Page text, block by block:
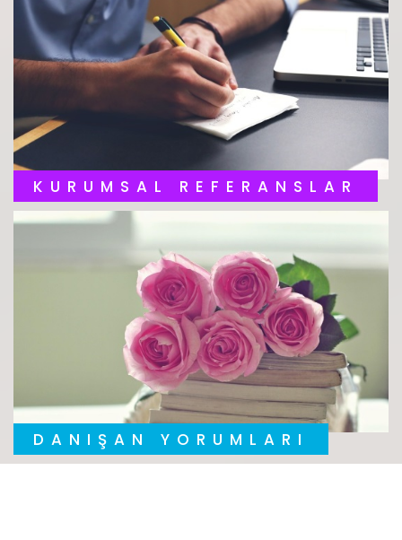
KURUMSAL REFERANSLAR
DANIŞAN YORUMLARI